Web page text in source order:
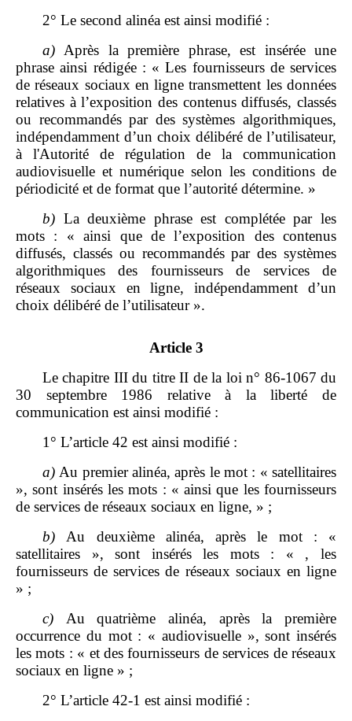
2° Le second alinéa est ainsi modifié :
a) Après la première phrase, est insérée une
phrase ainsi rédigée : « Les fournisseurs de services
de réseaux sociaux en ligne transmettent les données
relatives à l’exposition des contenus diffusés, classés
ou recommandés par des systèmes algorithmiques,
indépendamment d’un choix délibéré de l’utilisateur,
à l'Autorité de régulation de la communication
audiovisuelle et numérique selon les conditions de
périodicité et de format que l’autorité détermine. »
b) La deuxième phrase est complétée par les
mots : « ainsi que de l’exposition des contenus
diffusés, classés ou recommandés par des systèmes
algorithmiques des fournisseurs de services de
réseaux sociaux en ligne, indépendamment d’un
choix délibéré de l’utilisateur ».
Article 3
Le chapitre III du titre II de la loi n° 86-1067 du
30 septembre 1986 relative à la liberté de
communication est ainsi modifié :
1° L’article 42 est ainsi modifié :
a) Au premier alinéa, après le mot : « satellitaires
», sont insérés les mots : « ainsi que les fournisseurs
de services de réseaux sociaux en ligne, » ;
b)
Au deuxième alinéa, après le mot : «
satellitaires », sont insérés les mots : « , les
fournisseurs de services de réseaux sociaux en ligne
» ;
c)
Au quatrième alinéa, après la première
occurrence du mot : « audiovisuelle », sont insérés
les mots : « et des fournisseurs de services de réseaux
sociaux en ligne » ;
2° L’article 42-1 est ainsi modifié :